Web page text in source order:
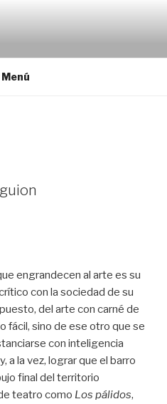
Menú
engrandecen al arte es su
con la sociedad de su
del arte con carné de
fácil, sino de ese otro que se
con inteligencia
a la vez, lograr que el barro
final del territorio
teatro como Los pálidos,